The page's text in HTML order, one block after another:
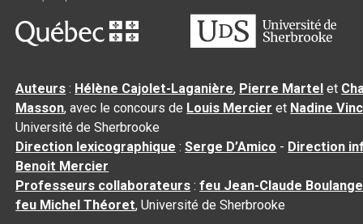
Auteurs : Hélène Cajolet-Laganière, Pierre Martel et
Masson, avec le concours de Louis Mercier et Nadine
Université de Sherbrooke
Direction lexicographique :Serge D’Amico - Direction
Benoit Mercier
Professeurs collaborateurs :feu Jean-Claude
feu Michel Théoret, Université de Sherbrooke